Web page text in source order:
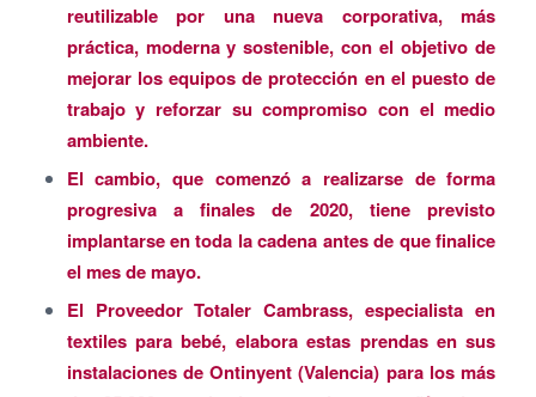
reutilizable por una nueva corporativa, más
práctica, moderna y sostenible, con el objetivo de
mejorar los equipos de protección en el puesto de
trabajo y reforzar su compromiso con el medio
ambiente.
El cambio, que comenzó a realizarse de forma
progresiva a finales de 2020, tiene previsto
implantarse en toda la cadena antes de que finalice
el mes de mayo.
El Proveedor Totaler Cambrass, especialista en
textiles para bebé, elabora estas prendas en sus
instalaciones de Ontinyent (Valencia) para los más